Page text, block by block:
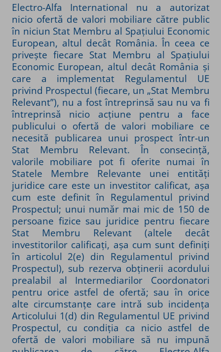
Electro-Alfa International nu a autorizat
nicio ofertă de valori mobiliare către public
în niciun Stat Membru al Spațiului Economic
European, altul decât România. În ceea ce
privește fiecare Stat Membru al Spațiului
Economic European, altul decât România și
care a implementat Regulamentul UE
privind Prospectul (fiecare, un „Stat Membru
Relevant”), nu a fost întreprinsă sau nu va fi
întreprinsă nicio acțiune pentru a face
publicului o ofertă de valori mobiliare ce
necesită publicarea unui prospect într-un
Stat Membru Relevant. În consecință,
valorile mobiliare pot fi oferite numai în
Statele Membre Relevante unei entități
juridice care este un investitor calificat, așa
cum este definit în Regulamentul privind
Prospectul; unui număr mai mic de 150 de
persoane fizice sau juridice pentru fiecare
Stat Membru Relevant (altele decât
investitorilor calificați, așa cum sunt definiți
în articolul 2(e) din Regulamentul privind
Prospectul), sub rezerva obținerii acordului
prealabil al Intermediarilor Coordonatori
pentru orice astfel de ofertă; sau în orice
alte circumstanțe care intră sub incidența
Articolului 1(d) din Regulamentul UE privind
Prospectul, cu condiția ca nicio astfel de
ofertă de valori mobiliare să nu impună